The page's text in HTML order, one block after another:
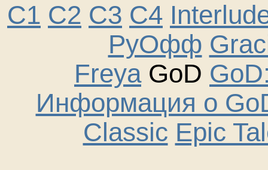
C1 C2 C3 C4
РуОфф
FreyaGoD
Информация о
Classic Epic